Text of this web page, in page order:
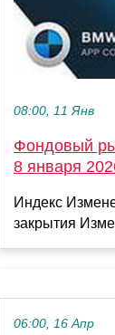
08:00, 11 Янв
Фондовый
8 января
Индекс
закрытия
06:00, 16 Апр